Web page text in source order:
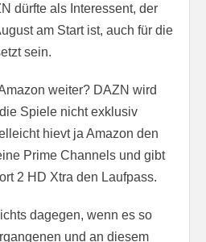
dürfte als Interessent, der
am Start ist, auch für die
sein.
weiter? DAZN wird
Spiele nicht exklusiv
hievt ja Amazon den
Prime Channels und gibt
2 HD Xtra den Laufpass.
dagegen, wenn es so
und an diesem